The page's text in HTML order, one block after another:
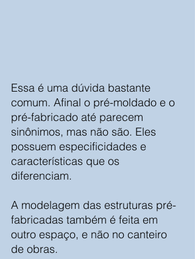
Essa é uma dúvida bastante
comum. Afinal o pré-moldado e o
pré-fabricado até parecem
sinônimos, mas não são. Eles
possuem especificidades e
características que os
diferenciam.
A modelagem das estruturas pré-
fabricadas também é feita em
outro espaço, e não no canteiro
de obras.